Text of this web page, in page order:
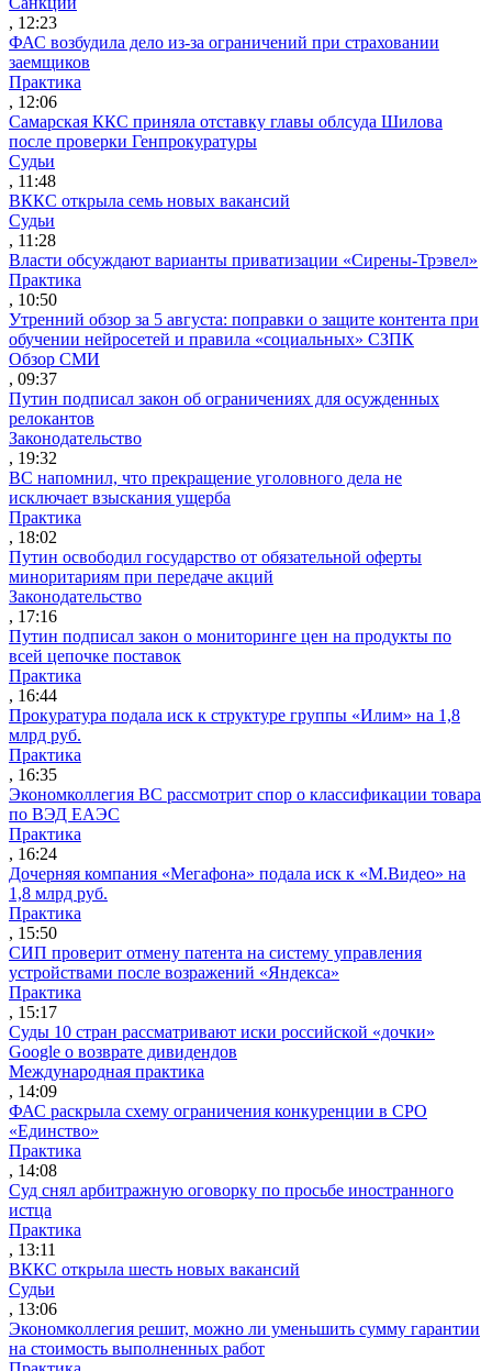
, 12:23
ФАС возбудила дело из-за ограничений при страховании
заемщиков
Практика
, 12:06
Самарская ККС приняла отставку главы облсуда Шилова
после проверки Генпрокуратуры
Судьи
, 11:48
ВККС открыла семь новых вакансий
Судьи
, 11:28
Власти обсуждают варианты приватизации «Сирены-Трэвел»
Практика
, 10:50
Утренний обзор за 5 августа: поправки о защите контента при
обучении нейросетей и правила «социальных» СЗПК
Обзор СМИ
, 09:37
Путин подписал закон об ограничениях для осужденных
релокантов
Законодательство
, 19:32
ВС напомнил, что прекращение уголовного дела не
исключает взыскания ущерба
Практика
, 18:02
Путин освободил государство от обязательной оферты
миноритариям при передаче акций
Законодательство
, 17:16
Путин подписал закон о мониторинге цен на продукты по
всей цепочке поставок
Практика
, 16:44
Прокуратура подала иск к структуре группы «Илим» на 1,8
млрд руб.
Практика
, 16:35
Экономколлегия ВС рассмотрит спор о классификации товара
по ВЭД ЕАЭС
Практика
, 16:24
Дочерняя компания «Мегафона» подала иск к «М.Видео» на
1,8 млрд руб.
Практика
, 15:50
СИП проверит отмену патента на систему управления
устройствами после возражений «Яндекса»
Практика
, 15:17
Суды 10 стран рассматривают иски российской «дочки»
Google о возврате дивидендов
Международная практика
, 14:09
ФАС раскрыла схему ограничения конкуренции в СРО
«Единство»
Практика
, 14:08
Суд снял арбитражную оговорку по просьбе иностранного
истца
Практика
, 13:11
ВККС открыла шесть новых вакансий
Судьи
, 13:06
Экономколлегия решит, можно ли уменьшить сумму гарантии
на стоимость выполненных работ